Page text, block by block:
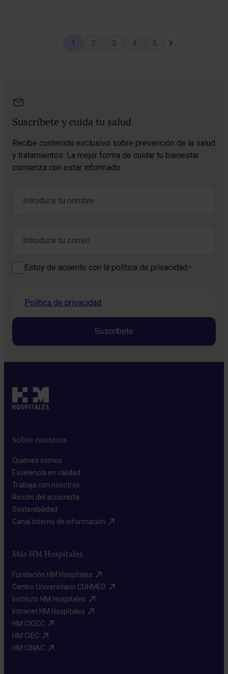
1 2 3 4 5
página
Suscríbete y cuida tu salud
Recibe contenido exclusivo sobre prevención de la salud
y tratamientos. La mejor forma de cuidar tu bienestar
comienza con estar informado.
Consentimiento *
Estoy de acuerdo con la política de privacidad *
Política de privacidad
Sobre nosotros
Quiénes somos​
Excelencia en calidad​
Trabaja con nosotros​
Rincón del accionista​
Sostenibilidad​
Canal interno de información​
Más HM Hospitales
Fundación HM Hospitales​
Centro Universitario CUHMED​
Instituto HM Hospitales​
Intranet HM Hospitales​
HM CIOCC​
HM CIEC​
HM CINAC​